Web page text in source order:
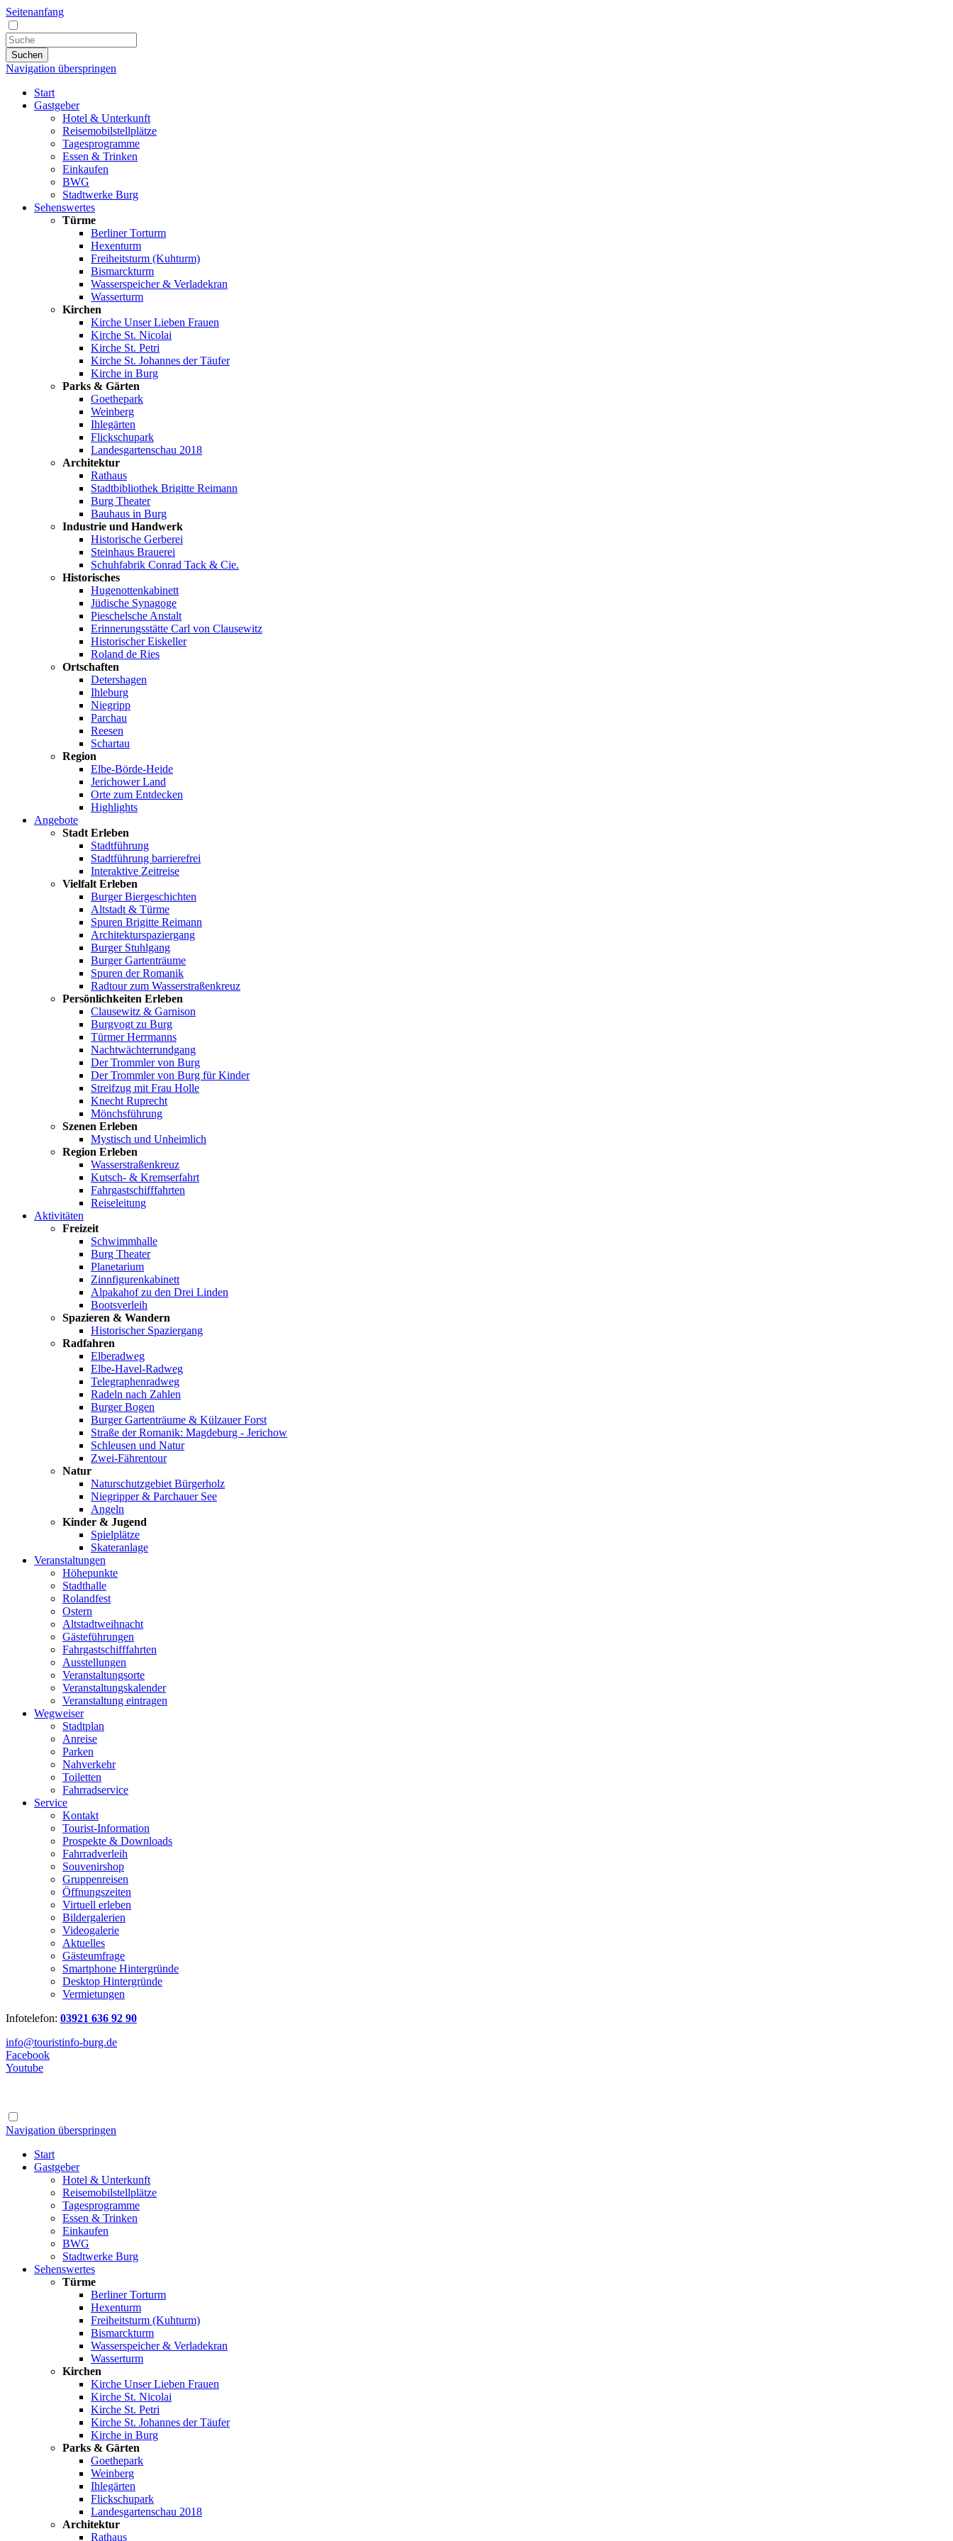
Seitenanfang
Suchen
Navigation überspringen
Start
Gastgeber
Hotel & Unterkunft
Reisemobilstellplätze
Tagesprogramme
Essen & Trinken
Einkaufen
BWG
Stadtwerke Burg
Sehenswertes
Türme
Berliner Torturm
Hexenturm
Freiheitsturm (Kuhturm)
Bismarckturm
Wasserspeicher & Verladekran
Wasserturm
Kirchen
Kirche Unser Lieben Frauen
Kirche St. Nicolai
Kirche St. Petri
Kirche St. Johannes der Täufer
Kirche in Burg
Parks & Gärten
Goethepark
Weinberg
Ihlegärten
Flickschupark
Landesgartenschau 2018
Architektur
Rathaus
Stadtbibliothek Brigitte Reimann
Burg Theater
Bauhaus in Burg
Industrie und Handwerk
Historische Gerberei
Steinhaus Brauerei
Schuhfabrik Conrad Tack & Cie.
Historisches
Hugenottenkabinett
Jüdische Synagoge
Pieschelsche Anstalt
Erinnerungsstätte Carl von Clausewitz
Historischer Eiskeller
Roland de Ries
Ortschaften
Detershagen
Ihleburg
Niegripp
Parchau
Reesen
Schartau
Region
Elbe-Börde-Heide
Jerichower Land
Orte zum Entdecken
Highlights
Angebote
Stadt Erleben
Stadtführung
Stadtführung barrierefrei
Interaktive Zeitreise
Vielfalt Erleben
Burger Biergeschichten
Altstadt & Türme
Spuren Brigitte Reimann
Architekturspaziergang
Burger Stuhlgang
Burger Gartenträume
Spuren der Romanik
Radtour zum Wasserstraßenkreuz
Persönlichkeiten Erleben
Clausewitz & Garnison
Burgvogt zu Burg
Türmer Herrmanns
Nachtwächterrundgang
Der Trommler von Burg
Der Trommler von Burg für Kinder
Streifzug mit Frau Holle
Knecht Ruprecht
Mönchsführung
Szenen Erleben
Mystisch und Unheimlich
Region Erleben
Wasserstraßenkreuz
Kutsch- & Kremserfahrt
Fahrgastschifffahrten
Reiseleitung
Aktivitäten
Freizeit
Schwimmhalle
Burg Theater
Planetarium
Zinnfigurenkabinett
Alpakahof zu den Drei Linden
Bootsverleih
Spazieren & Wandern
Historischer Spaziergang
Radfahren
Elberadweg
Elbe-Havel-Radweg
Telegraphenradweg
Radeln nach Zahlen
Burger Bogen
Burger Gartenträume & Külzauer Forst
Straße der Romanik: Magdeburg - Jerichow
Schleusen und Natur
Zwei-Fährentour
Natur
Naturschutzgebiet Bürgerholz
Niegripper & Parchauer See
Angeln
Kinder & Jugend
Spielplätze
Skateranlage
Veranstaltungen
Höhepunkte
Stadthalle
Rolandfest
Ostern
Altstadtweihnacht
Gästeführungen
Fahrgastschifffahrten
Ausstellungen
Veranstaltungsorte
Veranstaltungskalender
Veranstaltung eintragen
Wegweiser
Stadtplan
Anreise
Parken
Nahverkehr
Toiletten
Fahrradservice
Service
Kontakt
Tourist-Information
Prospekte & Downloads
Fahrradverleih
Souvenirshop
Gruppenreisen
Öffnungszeiten
Virtuell erleben
Bildergalerien
Videogalerie
Aktuelles
Gästeumfrage
Smartphone Hintergründe
Desktop Hintergründe
Vermietungen
Infotelefon: 03921 636 92 90
info@touristinfo-burg.de
Facebook
Youtube
Navigation überspringen
Start
Gastgeber
Hotel & Unterkunft
Reisemobilstellplätze
Tagesprogramme
Essen & Trinken
Einkaufen
BWG
Stadtwerke Burg
Sehenswertes
Türme
Berliner Torturm
Hexenturm
Freiheitsturm (Kuhturm)
Bismarckturm
Wasserspeicher & Verladekran
Wasserturm
Kirchen
Kirche Unser Lieben Frauen
Kirche St. Nicolai
Kirche St. Petri
Kirche St. Johannes der Täufer
Kirche in Burg
Parks & Gärten
Goethepark
Weinberg
Ihlegärten
Flickschupark
Landesgartenschau 2018
Architektur
Rathaus